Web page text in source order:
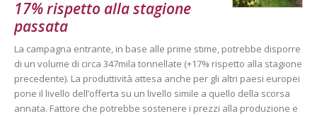
17% rispetto alla stagione
passata
La campagna entrante, in base alle prime stime, potrebbe disporre
di un volume di circa 347mila tonnellate (+17% rispetto alla stagione
precedente). La produttività attesa anche per gli altri paesi europei
pone il livello dell’offerta su un livello simile a quello della scorsa
annata. Fattore che potrebbe sostenere i prezzi alla produzione e